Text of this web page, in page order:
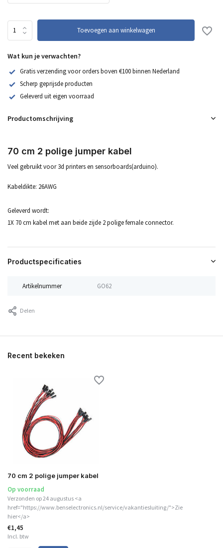
Toevoegen aan winkelwagen
Wat kun je verwachten?
Gratis verzending voor orders boven €100 binnen Nederland
Scherp geprijsde producten
Geleverd uit eigen voorraad
Productomschrijving
70 cm 2 polige jumper kabel
Veel gebruikt voor 3d printers en sensorboards(arduino).
Kabeldikte: 26AWG
Geleverd wordt:
1X 70 cm kabel met aan beide zijde 2 polige female connector.
Productspecificaties
Artikelnummer GO62
Delen
Recent bekeken
70 cm 2 polige jumper kabel
Op voorraad
Verzonden op 24 augustus <a
href="https://www.benselectronics.nl/service/vakantiesluiting/">Zie
hier</a>
€1,45
Incl. btw